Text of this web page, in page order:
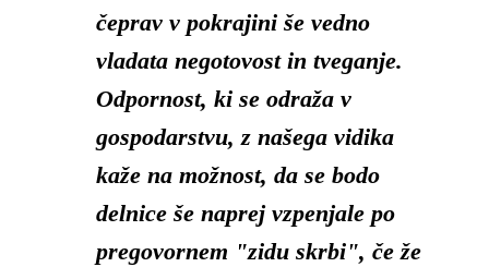
čeprav v pokrajini še vedno
vladata negotovost in tveganje.
Odpornost, ki se odraža v
gospodarstvu, z našega vidika
kaže na možnost, da se bodo
delnice še naprej vzpenjale po
pregovornem "zidu skrbi", če že